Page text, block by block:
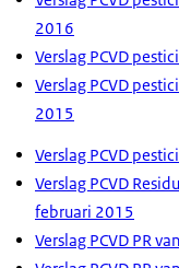
2016
Verslag PCVD
Verslag PCVD
2015
Verslag PCVD
Verslag PCVD
februari 2015
Verslag PCVD PR